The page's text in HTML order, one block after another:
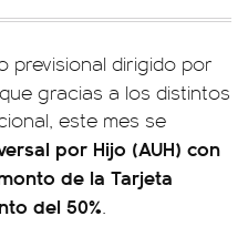
previsional dirigido por
gracias a los distintos
este mes se
por Hijo (AUH) con
de la Tarjeta
del 50%.